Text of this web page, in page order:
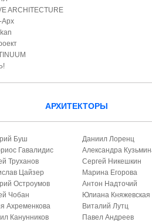
ARCHITECTURE
Арх
АРХИТЕКТОРЫ
Буш
Гавалидис
Труханов
Цайзер
Остроумов
Чобан
Ахременкова
Канунников
Даниил Лоренц
Александра
Сергей Никешкин
Марина Егорова
Антон Надточий
Юлиана Княжевская
Виталий Лутц
Павел Андреев